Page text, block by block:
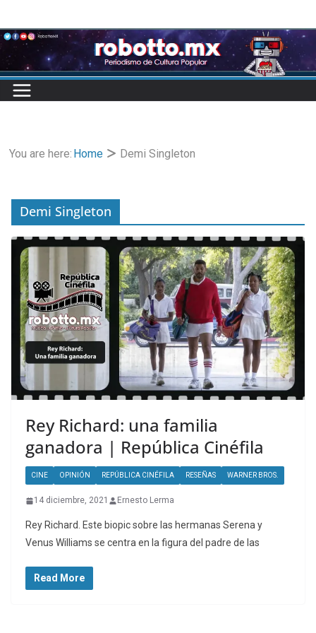
to
content
You are here: Home Demi Singleton
Demi Singleton
Rey Richard: una familia
ganadora | República Cinéfila
CINE OPINIÓN REPÚBLICA CINÉFILA RESEÑAS WARNER BROS.
14 diciembre, 2021 Ernesto Lerma
Rey Richard. Este biopic sobre las hermanas Serena y
Venus Williams se centra en la figura del padre de las
Read More